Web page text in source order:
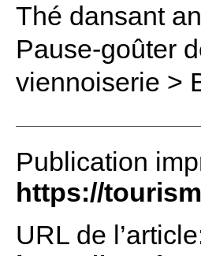
Thé dansant
Pause-goûter
viennoiserie >
Publication
https://
URL de